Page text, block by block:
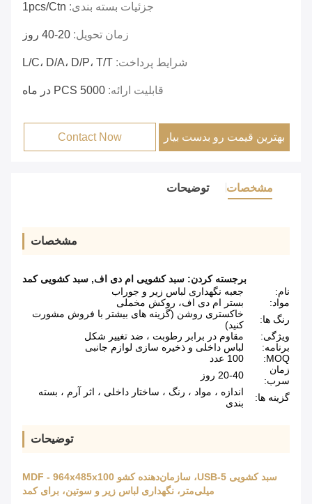
جزئیات بسته بندی: 1pcs/ctn
زمان تحویل: 20-40 روز
شرایط پرداخت: L/C، D/A، D/P، T/T
قابلیت ارائه: 5000 PCS در ماه
بهترین قیمت رو بدست بیار Contact Now
مشخصات توضیحات
مشخصات
برجسته کردن: سبد کشویی ام دی اف, سبد کشویی کمد
نام:
جعبه نگهداری لباس زیر و جوراب
مواد:
بستر ام دی اف، روکش مخملی
رنگ ها:
خاکستری روشن (گزینه های بیشتر با فروش مشورت
کنید)
ویژگی:
مقاوم در برابر رطوبت ، ضد تغییر شکل
برنامه:
لباس داخلی و ذخیره سازی لوازم جانبی
MOQ:
100 عدد
زمان
سرب:
20-40 روز
گزینه ها:
اندازه ، مواد ، رنگ ، ساختار داخلی ، اثر آرم ، بسته
بندی
توضیحات
سبد کشویی USB-5، سازمان‌دهنده کشو MDF - 964x485x100
میلی‌متر، نگهداری لباس زیر و سوتین، برای کمد